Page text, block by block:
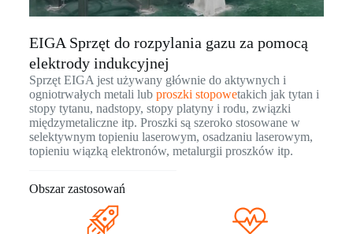
EIGA Sprzęt do rozpylania gazu za pomocą
elektrody indukcyjnej
Sprzęt EIGA jest używany głównie do aktywnych i
ogniotrwałych metali lub proszki stopowetakich jak tytan i
stopy tytanu, nadstopy, stopy platyny i rodu, związki
międzymetaliczne itp. Proszki są szeroko stosowane w
selektywnym topieniu laserowym, osadzaniu laserowym,
topieniu wiązką elektronów, metalurgii proszków itp.
Obszar zastosowań